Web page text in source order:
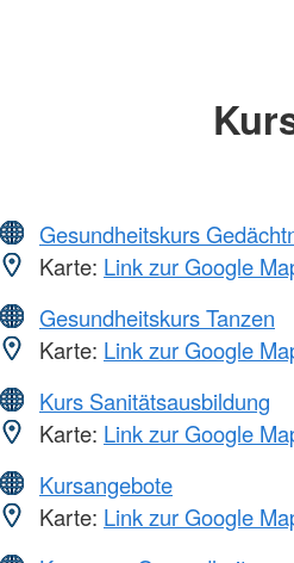
Gesundheitskurs
Karte: Link zur Google
Gesundheitskurs Tanzen
Karte: Link zur Google
Kurs Sanitätsausbildung
Karte: Link zur Google
Kursangebote
Karte: Link zur Google